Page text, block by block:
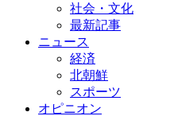
社会・文化
最新記事
ニュース
経済
北朝鮮
スポーツ
オピニオン